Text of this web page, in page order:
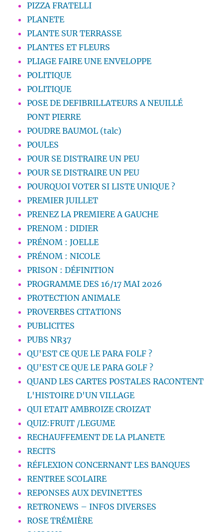
PIZZA FRATELLI
PLANETE
PLANTE SUR TERRASSE
PLANTES ET FLEURS
PLIAGE FAIRE UNE ENVELOPPE
POLITIQUE
POLITIQUE
POSE DE DEFIBRILLATEURS A NEUILLÉ
PONT PIERRE
POUDRE BAUMOL (talc)
POULES
POUR SE DISTRAIRE UN PEU
POUR SE DISTRAIRE UN PEU
POURQUOI VOTER SI LISTE UNIQUE ?
PREMIER JUILLET
PRENEZ LA PREMIERE A GAUCHE
PRENOM : DIDIER
PRÉNOM : JOELLE
PRÉNOM : NICOLE
PRISON : DÉFINITION
PROGRAMME DES 16/17 MAI 2026
PROTECTION ANIMALE
PROVERBES CITATIONS
PUBLICITES
PUBS NR37
QU'EST CE QUE LE PARA FOLF ?
QU'EST CE QUE LE PARA GOLF ?
QUAND LES CARTES POSTALES RACONTENT
L'HISTOIRE D'UN VILLAGE
QUI ETAIT AMBROIZE CROIZAT
QUIZ:FRUIT /LEGUME
RECHAUFFEMENT DE LA PLANETE
RECITS
RÉFLEXION CONCERNANT LES BANQUES
RENTREE SCOLAIRE
REPONSES AUX DEVINETTES
RETRONEWS – INFOS DIVERSES
ROSE TRÉMIÈRE